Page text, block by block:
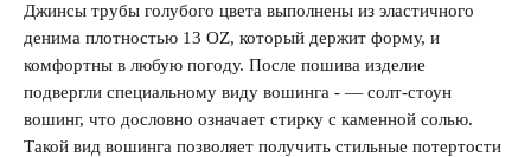
Запомнить меня на этом компьютере
Джинсы трубы голубого цвета выполнены из эластичного
денима плотностью 13 OZ, который держит форму, и
комфортны в любую погоду. После пошива изделие
подвергли специальному виду вошинга - — солт-стоун
вошинг, что дословно означает стирку с каменной солью.
Такой вид вошинга позволяет получить стильные потертости